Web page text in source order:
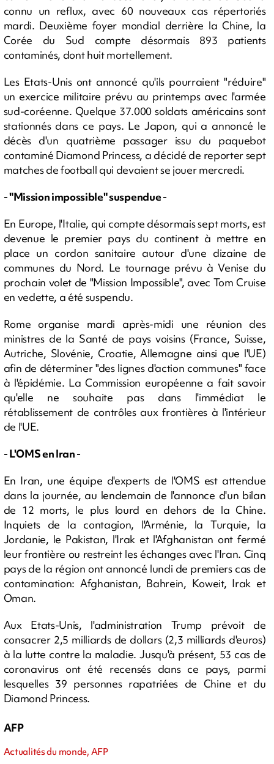
connu un reflux, avec 60 nouveaux cas répertoriés
mardi. Deuxième foyer mondial derrière la Chine, la
Corée du Sud compte désormais 893 patients
contaminés, dont huit mortellement.
Les Etats-Unis ont annoncé qu'ils pourraient "réduire"
un exercice militaire prévu au printemps avec l'armée
sud-coréenne. Quelque 37.000 soldats américains sont
stationnés dans ce pays. Le Japon, qui a annoncé le
décès d'un quatrième passager issu du paquebot
contaminé Diamond Princess, a décidé de reporter sept
matches de football qui devaient se jouer mercredi.
- "Mission impossible" suspendue -
En Europe, l'Italie, qui compte désormais sept morts, est
devenue le premier pays du continent à mettre en
place un cordon sanitaire autour d'une dizaine de
communes du Nord. Le tournage prévu à Venise du
prochain volet de "Mission Impossible", avec Tom Cruise
en vedette, a été suspendu.
Rome organise mardi après-midi une réunion des
ministres de la Santé de pays voisins (France, Suisse,
Autriche, Slovénie, Croatie, Allemagne ainsi que l'UE)
afin de déterminer "des lignes d'action communes" face
à l'épidémie. La Commission européenne a fait savoir
qu'elle ne souhaite pas dans l'immédiat le
rétablissement de contrôles aux frontières à l'intérieur
de l'UE.
- L'OMS en Iran -
En Iran, une équipe d'experts de l'OMS est attendue
dans la journée, au lendemain de l'annonce d'un bilan
de 12 morts, le plus lourd en dehors de la Chine.
Inquiets de la contagion, l'Arménie, la Turquie, la
Jordanie, le Pakistan, l'Irak et l'Afghanistan ont fermé
leur frontière ou restreint les échanges avec l'Iran. Cinq
pays de la région ont annoncé lundi de premiers cas de
contamination: Afghanistan, Bahrein, Koweit, Irak et
Oman.
Aux Etats-Unis, l'administration Trump prévoit de
consacrer 2,5 milliards de dollars (2,3 milliards d'euros)
à la lutte contre la maladie. Jusqu'à présent, 53 cas de
coronavirus ont été recensés dans ce pays, parmi
lesquelles 39 personnes rapatriées de Chine et du
Diamond Princess.
AFP
Actualités du monde, AFP